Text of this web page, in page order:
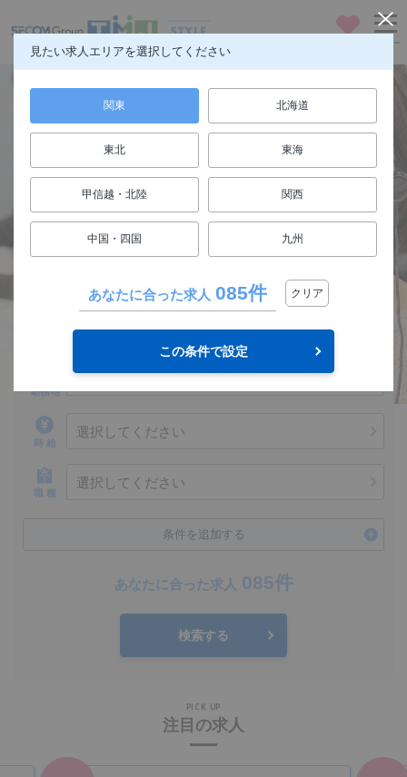
仕事も人生も楽しもう
FUN! JOB!
関東
勤務地
選択してください
時 給
選択してください
職 種
選択してください
条件を追加する
あなたに合った求人 085件
検索する
PICK UP
注目の求人
見たい求人エリアを選択してください
関東 北海道
東北 東海
甲信越・北陸 関西
中国・四国 九州
あなたに合った求人 085件 クリア
この条件で設定